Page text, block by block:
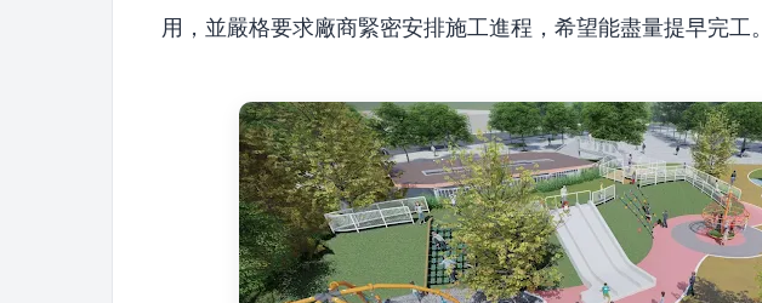
用，並嚴格要求廠商緊密安排施工進程，希望能盡量提早完工。